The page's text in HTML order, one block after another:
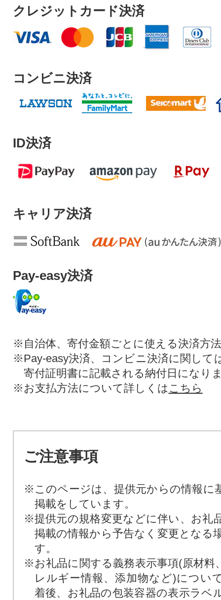
クレジットカード決済
コンビニ決済
ID決済
キャリア決済
Pay-easy決済
※自治体、寄付金額ごとに使える決済方
※Pay-easy決済、コンビニ決済に関して
寄付証明書に記載される納付日になり
※お支払方法について詳しくは こちら
ご注意事項
※このページは、提供元からの情報に
掲載をしています。
※提供元の規格変更などに伴い、お礼
掲載の情報から予告なく変更となる
す。
※お礼品に関する義務表示事項(原材料
レルギー情報、添加物など)につい
着後、お礼品の包装容器の表示ラベ